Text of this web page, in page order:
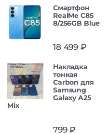
Смартфон
RealMe C85
8/256GB Blue
18 499 ₽
Накладка
тонкая
Carbon для
Samsung
Galaxy A25
Mix
799₽